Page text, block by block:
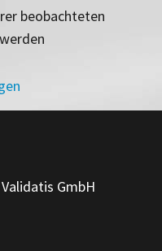
beobachteten
GmbH